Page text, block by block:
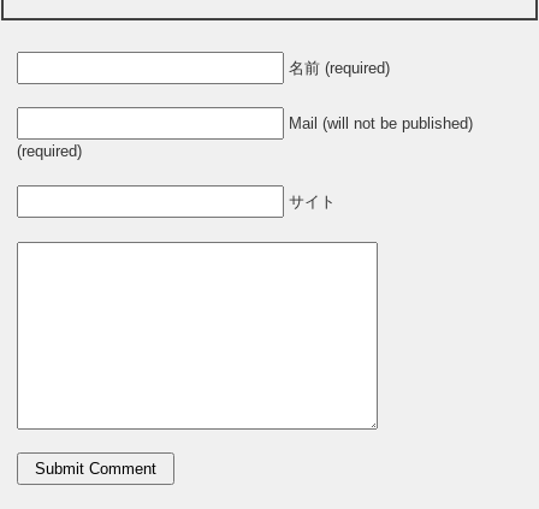
名前 (required)
Mail (will not be published)
(required)
サイト